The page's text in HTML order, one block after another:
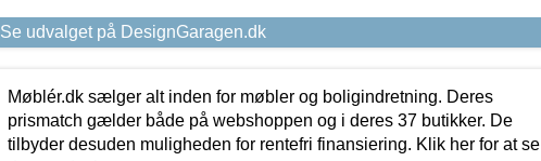
Se udvalget på DesignGaragen.dk
Møblér.dk sælger alt inden for møbler og boligindretning. Deres
prismatch gælder både på webshoppen og i deres 37 butikker. De
tilbyder desuden muligheden for rentefri finansiering. Klik her for at se